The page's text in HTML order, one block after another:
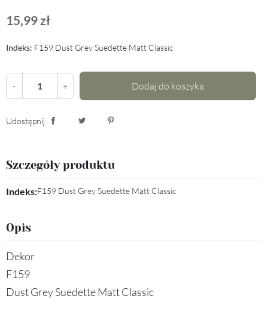
15,99 zł
Indeks: F159 Dust Grey Suedette Matt Classic
- + Dodaj do koszyka
Udostępnij
Szczegóły produktu
Indeks:F159 Dust Grey Suedette Matt Classic
Opis
Dekor
F159
Dust Grey Suedette Matt Classic